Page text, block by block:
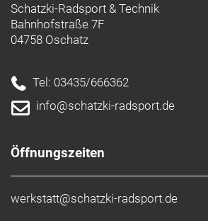
Schatzki-Radsport & Technik
Bahnhofstraße 7F
04758 Oschatz
Tel: 03435/666362
info@schatzki-radsport.de
Öffnungszeiten
werkstatt@schatzki-radsport.de